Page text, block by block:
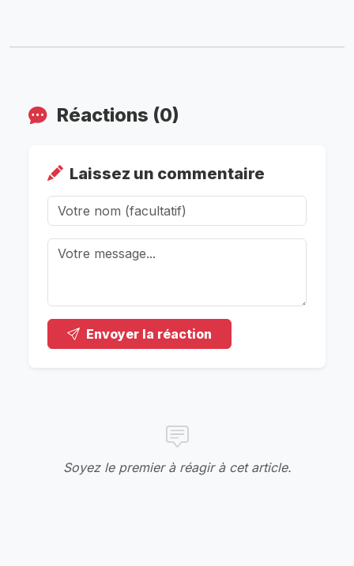
Réactions (0)
Laissez un commentaire
Envoyer la réaction
Soyez le premier à réagir à cet article.